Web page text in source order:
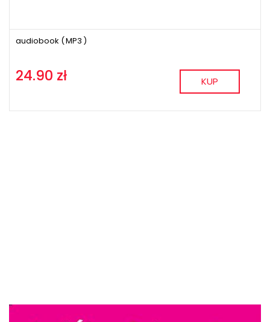
audiobook (MP3 )
24.90 zł KUP